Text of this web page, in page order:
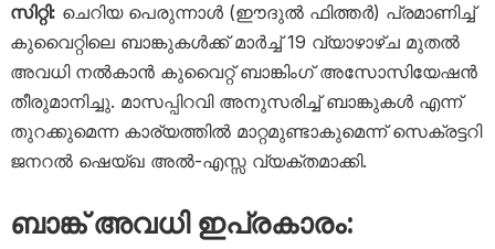
സിറ്റി: ചെറിയ പെരുന്നാൾ (ഈദുൽ ഫിത്തർ) പ്രമാണിച്ച്
കുവൈറ്റിലെ ബാങ്കുകൾക്ക് മാർച്ച് 19 വ്യാഴാഴ്ച മുതൽ
അവധി നൽകാൻ കുവൈറ്റ് ബാങ്കിംഗ് അസോസിയേഷൻ
തീരുമാനിച്ചു. മാസപ്പിറവി അനുസരിച്ച് ബാങ്കുകൾ എന്ന്
തുറക്കുമെന്ന കാര്യത്തിൽ മാറ്റമുണ്ടാകുമെന്ന് സെക്രട്ടറി
ജനറൽ ഷെയ്ഖ അൽ-എസ്സ വ്യക്തമാക്കി.
ബാങ്ക് അവധി ഇപ്രകാരം: